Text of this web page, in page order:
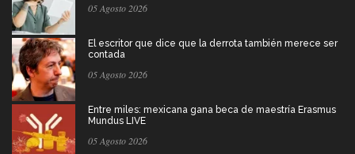
05 Agosto 2026
El escritor que dice que la derrota también merece ser
contada
05 Agosto 2026
Entre miles: mexicana gana beca de maestría Erasmus
Mundus LIVE
05 Agosto 2026